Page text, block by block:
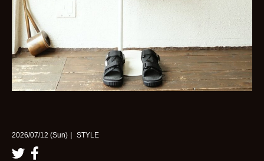
2026/07/12 (Sun)｜ STYLE